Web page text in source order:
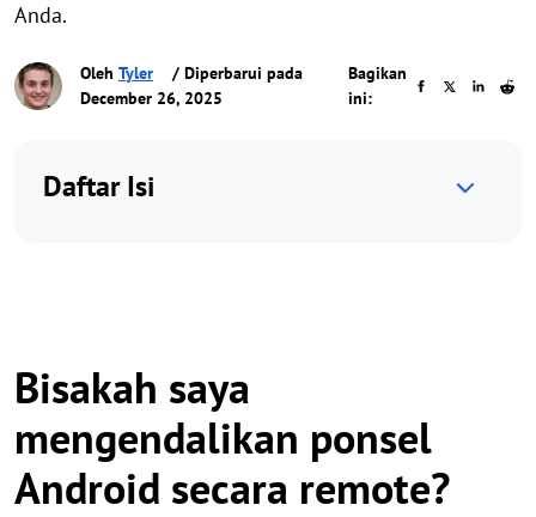
Anda.
Oleh Tyler
/ Diperbarui pada
December 26, 2025
Bagikan
ini:
Daftar Isi
Bisakah saya
mengendalikan ponsel
Android secara remote?